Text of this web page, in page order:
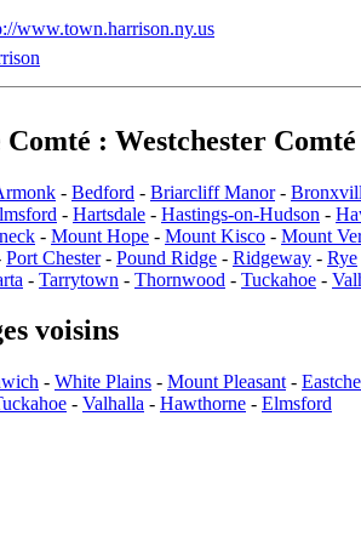
www.town.harrison.ny.us
Comté : Westchester Comté
- Bedford - Briarcliff Manor-
- Hartsdale - Hastings-on-Hudson -
- Mount Hope - Mount Kisco - Mount
Port Chester- Pound Ridge - Ridgeway - Rye
- Tarrytown - Thornwood - Tuckahoe -
voisins
- White Plains - Mount Pleasant -
- Valhalla - Hawthorne - Elmsford